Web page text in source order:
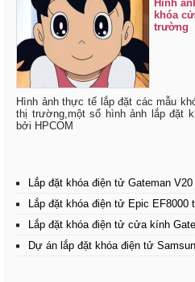
Hình
khóa
trường
Hình ảnh thực tế lắp đặt các mẫu
thị trường,một số hình ảnh lắp đặt
bởi HPCOM
Lắp đặt khóa điện tử Gateman V20
Lắp đặt khóa điện tử Epic EF8000
Lắp đặt khóa điện tử cửa kính
Dự án lắp đặt khóa điện tử